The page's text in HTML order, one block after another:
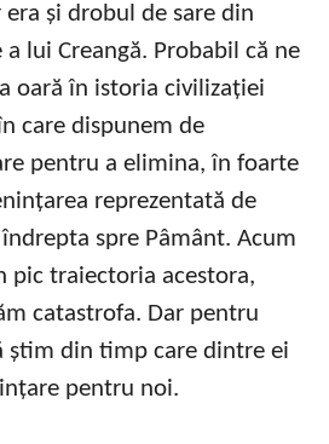
și drobul de sare din
lui Creangă. Probabil că ne
oară în istoria civilizației
care dispunem de
pentru a elimina, în foarte
reprezentată de
spre Pâmânt. Acum
pic traiectoria acestora,
catastrofa. Dar pentru
știm din timp care dintre ei
pentru noi.